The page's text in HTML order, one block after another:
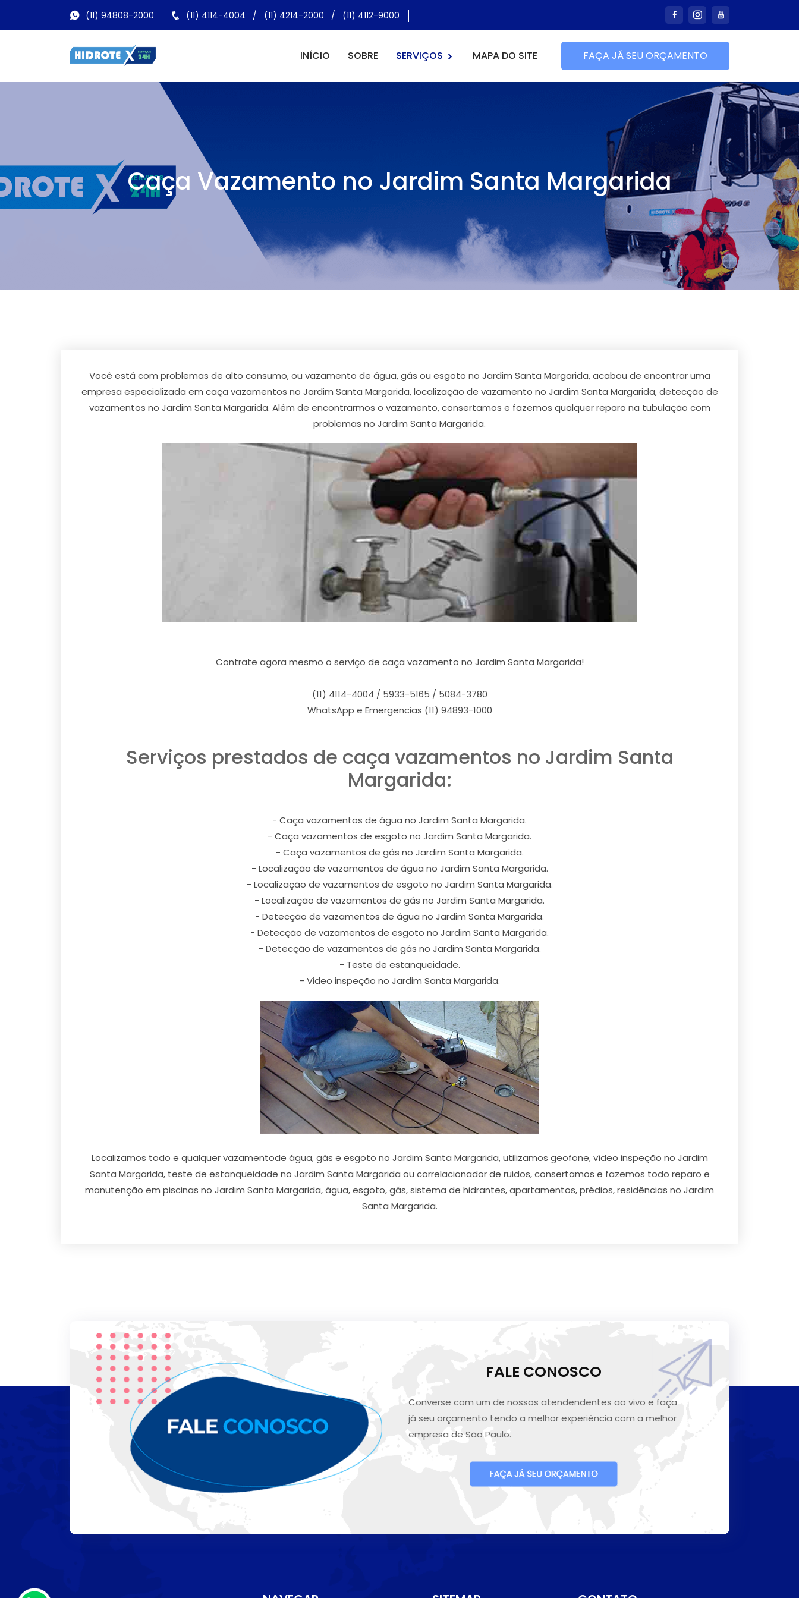
(11) 94808-2000 (11) 4114-4004 / (11) 4214-2000 / (11) 4112-9000
INÍCIO SOBRE SERVIÇOS MAPA DO SITE FAÇA JÁ SEU ORÇAMENTO
Caça Vazamento no Jardim Santa Margarida
Você está com problemas de alto consumo, ou vazamento de água, gás ou esgoto no Jardim Santa Margarida, acabou de encontrar uma
empresa especializada em caça vazamentos no Jardim Santa Margarida, localização de vazamento no Jardim Santa Margarida, detecção de
vazamentos no Jardim Santa Margarida. Além de encontrarmos o vazamento, consertamos e fazemos qualquer reparo na tubulação com
problemas no Jardim Santa Margarida.
Contrate agora mesmo o serviço de caça vazamento no Jardim Santa Margarida!
(11) 4114-4004 / 5933-5165 / 5084-3780
WhatsApp e Emergencias (11) 94893-1000
Serviços prestados de caça vazamentos no Jardim Santa
Margarida:
- Caça vazamentos de água no Jardim Santa Margarida.
- Caça vazamentos de esgoto no Jardim Santa Margarida.
- Caça vazamentos de gás no Jardim Santa Margarida.
- Localização de vazamentos de água no Jardim Santa Margarida.
- Localização de vazamentos de esgoto no Jardim Santa Margarida.
- Localização de vazamentos de gás no Jardim Santa Margarida.
- Detecção de vazamentos de água no Jardim Santa Margarida.
- Detecção de vazamentos de esgoto no Jardim Santa Margarida.
- Detecção de vazamentos de gás no Jardim Santa Margarida.
- Teste de estanqueidade.
- Video inspeção no Jardim Santa Margarida.
Localizamos todo e qualquer vazamentode água, gás e esgoto no Jardim Santa Margarida, utilizamos geofone, vídeo inspeção no Jardim
Santa Margarida, teste de estanqueidade no Jardim Santa Margarida ou correlacionador de ruidos, consertamos e fazemos todo reparo e
manutenção em piscinas no Jardim Santa Margarida, água, esgoto, gás, sistema de hidrantes, apartamentos, prédios, residências no Jardim
Santa Margarida.
FALE CONOSCO
Converse com um de nossos atendendentes ao vivo e faça
já seu orçamento tendo a melhor experiência com a melhor
empresa de São Paulo.